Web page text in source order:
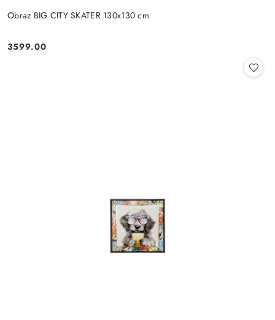
Obraz BIG CITY SKATER 130x130 cm
Cena:
3599.00